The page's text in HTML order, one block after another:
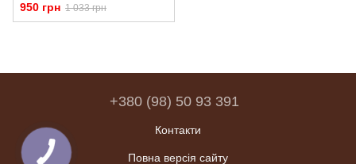
950 грн 1 033 грн
+380 (98) 50 93 391
Контакти
Повна версія сайту